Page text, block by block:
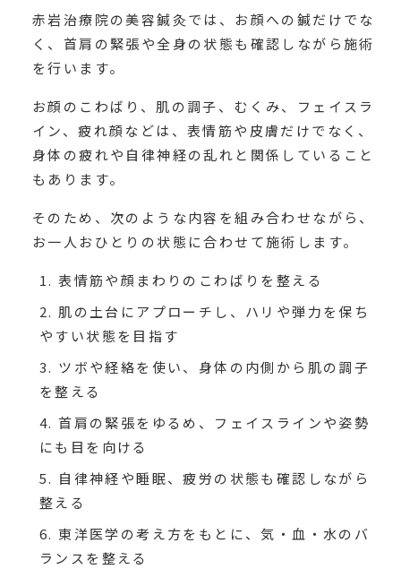
赤岩治療院の美容鍼灸では、お顔への鍼だけでな
く、首肩の緊張や全身の状態も確認しながら施術
を行います。
お顔のこわばり、肌の調子、むくみ、フェイスラ
イン、疲れ顔などは、表情筋や皮膚だけでなく、
身体の疲れや自律神経の乱れと関係していること
もあります。
そのため、次のような内容を組み合わせながら、
お一人おひとりの状態に合わせて施術します。
表情筋や顔まわりのこわばりを整える
肌の土台にアプローチし、ハリや弾力を保ち
やすい状態を目指す
ツボや経絡を使い、身体の内側から肌の調子
を整える
首肩の緊張をゆるめ、フェイスラインや姿勢
にも目を向ける
自律神経や睡眠、疲労の状態も確認しながら
整える
東洋医学の考え方をもとに、気・血・水のバ
ランスを整える